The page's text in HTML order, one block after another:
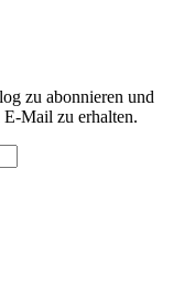
zu abonnieren und
Mail zu erhalten.